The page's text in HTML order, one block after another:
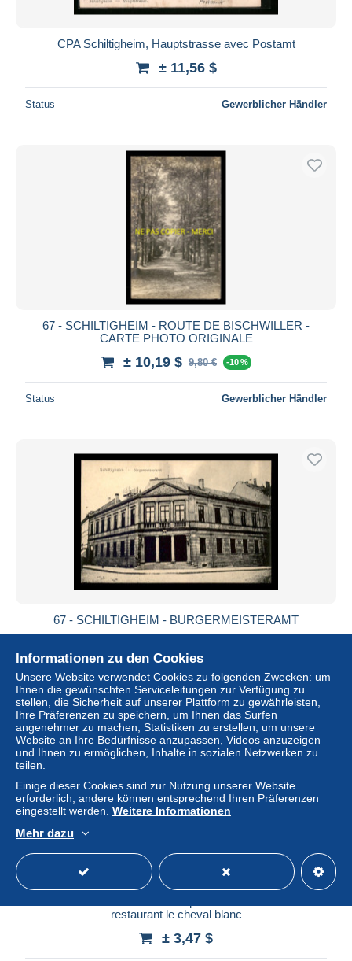
CPA Schiltigheim, Hauptstrasse avec Postamt
± 11,56 $
Status Gewerblicher Händler
67 - SCHILTIGHEIM - ROUTE DE BISCHWILLER -
CARTE PHOTO ORIGINALE
± 10,19 $ 9,80 € -10 %
Status Gewerblicher Händler
67 - SCHILTIGHEIM - BURGERMEISTERAMT
Status Gewerblicher Händler
restaurant le cheval blanc
± 3,47 $
Informationen zu den Cookies
Unsere Website verwendet Cookies zu folgenden Zwecken: um
Ihnen die gewünschten Serviceleitungen zur Verfügung zu
stellen, die Sicherheit auf unserer Plattform zu gewährleisten,
Ihre Präferenzen zu speichern, um Ihnen das Surfen
angenehmer zu machen, Statistiken zu erstellen, um unsere
Website an Ihre Bedürfnisse anzupassen, Videos anzuzeigen
und Ihnen zu ermöglichen, Inhalte in sozialen Netzwerken zu
teilen.
Einige dieser Cookies sind zur Nutzung unserer Website
erforderlich, andere können entsprechend Ihren Präferenzen
eingestellt werden. Weitere Informationen
Mehr dazu